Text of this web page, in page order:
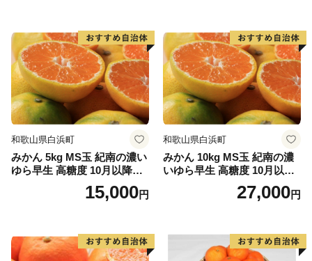
和歌山県白浜町
みかん 5kg MS玉 紀南の濃い
ゆら早生 高糖度 10月以降発
送 マルチ被覆栽培15,000円
和歌山県白浜町
みかん 10kg MS玉 紀南の濃
いゆら早生 高糖度 10月以降
発送 マルチ被覆栽培27,000円